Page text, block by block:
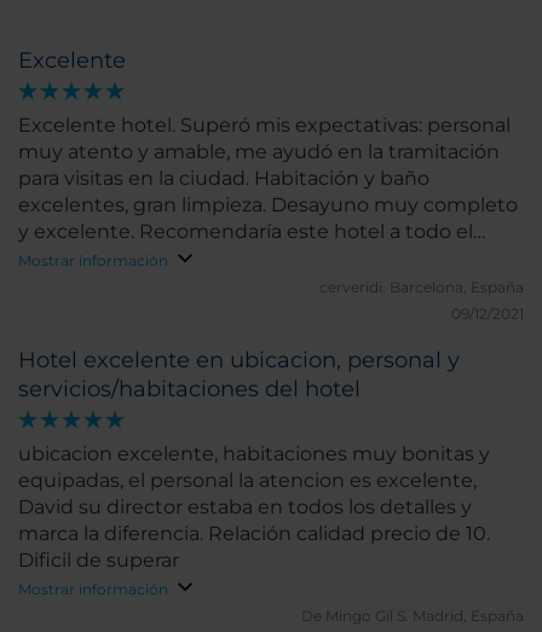
Excelente
Excelente hotel. Superó mis expectativas: personal
muy atento y amable, me ayudó en la tramitación
para visitas en la ciudad. Habitación y baño
excelentes, gran limpieza. Desayuno muy completo
y excelente. Recomendaría este hotel a todo el
mundo.
Mostrar información
cerveridi. Barcelona, España
09/12/2021
Hotel excelente en ubicacion, personal y
servicios/habitaciones del hotel
ubicacion excelente, habitaciones muy bonitas y
equipadas, el personal la atencion es excelente,
David su director estaba en todos los detalles y
marca la diferencia. Relación calidad precio de 10.
Dificil de superar
Mostrar información
De Mingo Gil S. Madrid, España